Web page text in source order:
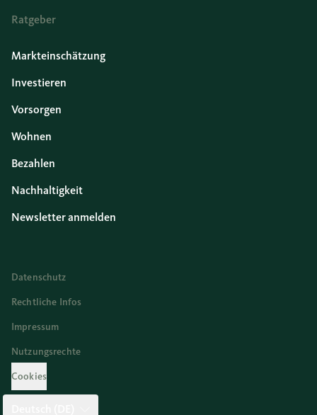
Ratgeber
Markteinschätzung
Investieren
Vorsorgen
Wohnen
Bezahlen
Nachhaltigkeit
Newsletter anmelden
Datenschutz
Rechtliche Infos
Impressum
Nutzungsrechte
Cookies